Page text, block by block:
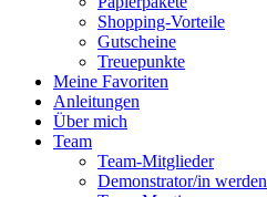
Shopping-Vorteile
Gutscheine
Treuepunkte
Meine Favoriten
Anleitungen
Über mich
Team
Team-Mitglieder
Demonstrator/in werden